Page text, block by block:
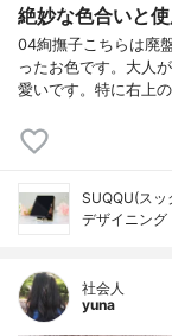
絶妙な色合いと
04絢撫子こちらは廃
ったお色です。大人
愛いです。特に右上
SUQQU(スッ
デザイニング
社会人
yuna